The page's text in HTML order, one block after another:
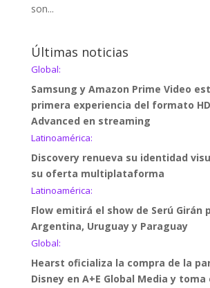
son...
Últimas noticias
Global:
Samsung y Amazon Prime Video
primera experiencia del formato
Advanced en streaming
Latinoamérica:
Discovery renueva su identidad
su oferta multiplataforma
Latinoamérica:
Flow emitirá el show de Serú Girán
Argentina, Uruguay y Paraguay
Global:
Hearst oficializa la compra de la
Disney en A+E Global Media y